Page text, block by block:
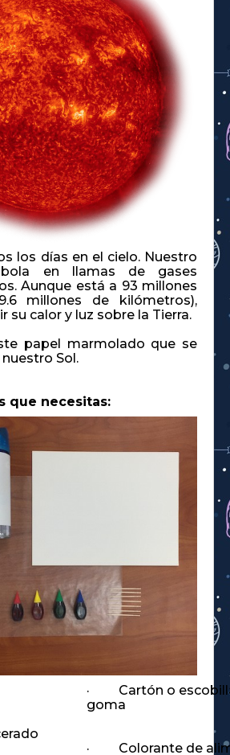
los días en el cielo. Nuestro
en llamas de gases
Aunque está a 93 millones
millones de kilómetros),
su calor y luz sobre la Tierra.
papel marmolado que se
Sol.
que necesitas:
· Cartón o
goma
· Colorante de